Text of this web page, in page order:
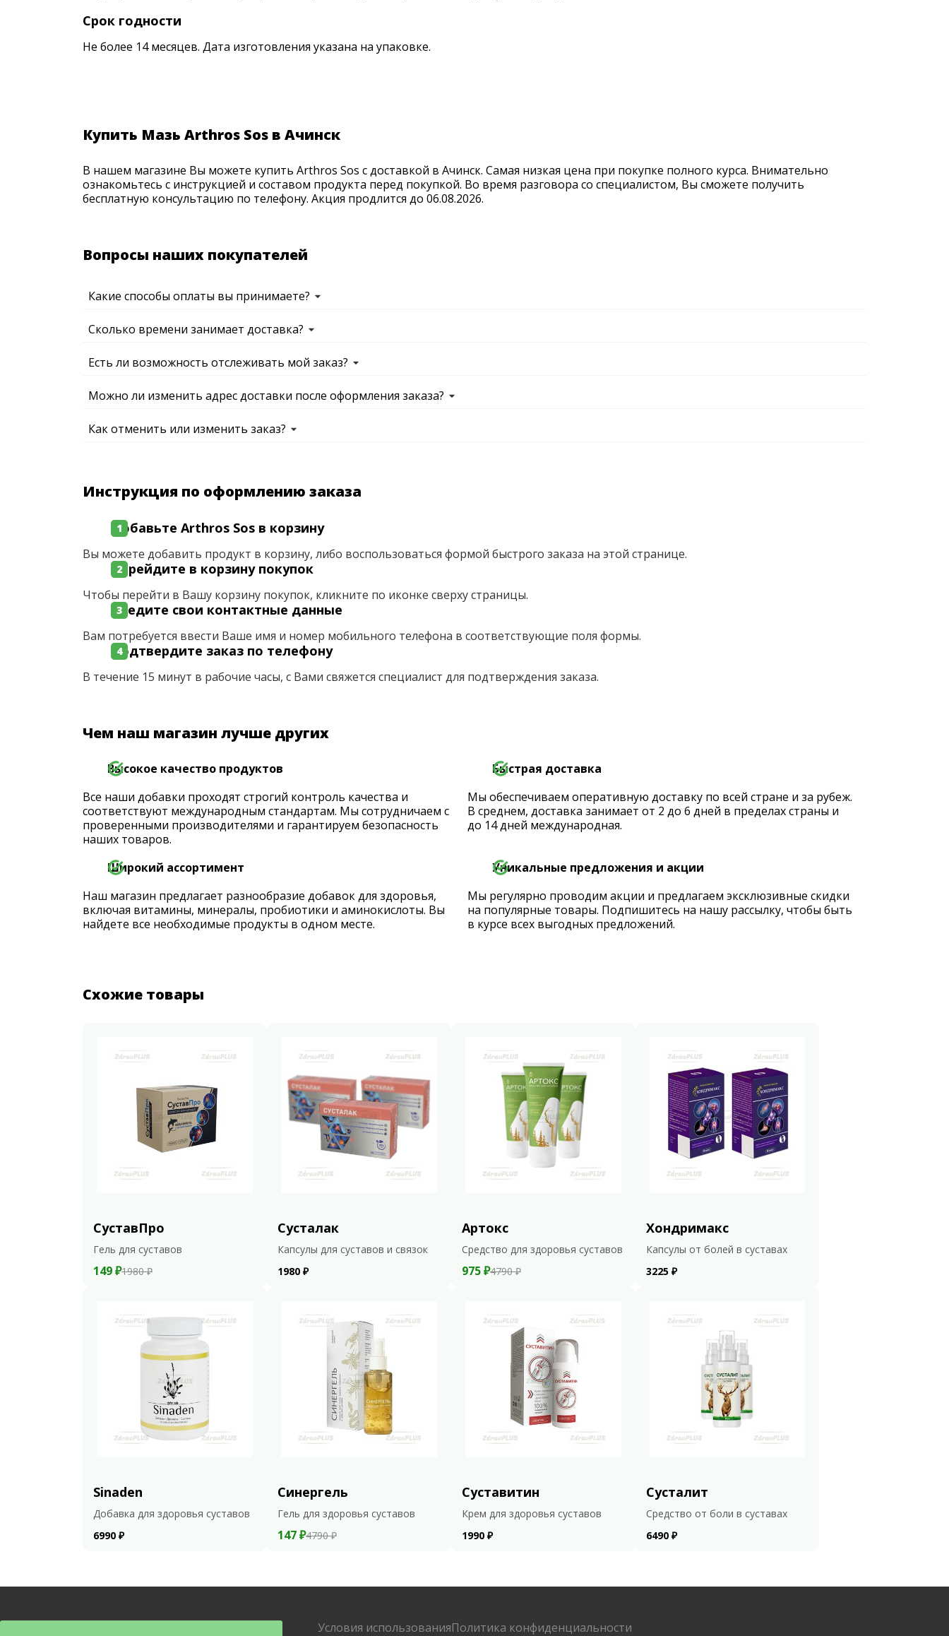
Срок годности
Не более 14 месяцев. Дата изготовления указана на упаковке.
Купить Мазь Arthros Sos в Ачинск
В нашем магазине Вы можете купить Arthros Sos с доставкой в Ачинск. Самая низкая цена при покупке полного курса. Внимательно
ознакомьтесь с инструкцией и составом продукта перед покупкой. Во время разговора со специалистом, Вы сможете получить
бесплатную консультацию по телефону. Акция продлится до 06.08.2026.
Вопросы наших покупателей
Какие способы оплаты вы принимаете?
Сколько времени занимает доставка?
Есть ли возможность отслеживать мой заказ?
Можно ли изменить адрес доставки после оформления заказа?
Как отменить или изменить заказ?
Инструкция по оформлению заказа
Добавьте Arthros Sos в корзину
Вы можете добавить продукт в корзину, либо воспользоваться формой быстрого заказа на этой странице.
Перейдите в корзину покупок
Чтобы перейти в Вашу корзину покупок, кликните по иконке сверху страницы.
Введите свои контактные данные
Вам потребуется ввести Ваше имя и номер мобильного телефона в соответствующие поля формы.
Подтвердите заказ по телефону
В течение 15 минут в рабочие часы, с Вами свяжется специалист для подтверждения заказа.
Чем наш магазин лучше других
Высокое качество продуктов
Все наши добавки проходят строгий контроль качества и
соответствуют международным стандартам. Мы сотрудничаем с
проверенными производителями и гарантируем безопасность
наших товаров.
Быстрая доставка
Мы обеспечиваем оперативную доставку по всей стране и за рубеж.
В среднем, доставка занимает от 2 до 6 дней в пределах страны и
до 14 дней международная.
Широкий ассортимент
Наш магазин предлагает разнообразие добавок для здоровья,
включая витамины, минералы, пробиотики и аминокислоты. Вы
найдете все необходимые продукты в одном месте.
Уникальные предложения и акции
Мы регулярно проводим акции и предлагаем эксклюзивные скидки
на популярные товары. Подпишитесь на нашу рассылку, чтобы быть
в курсе всех выгодных предложений.
Схожие товары
СуставПро
Гель для суставов
149 ₽1980 ₽
Сусталак
Капсулы для суставов и связок
1980 ₽
Артокс
Средство для здоровья суставов
975 ₽4790 ₽
Хондримакс
Капсулы от болей в суставах
3225 ₽
Sinaden
Добавка для здоровья суставов
6990 ₽
Синергель
Гель для здоровья суставов
147 ₽4790 ₽
Суставитин
Крем для здоровья суставов
1990 ₽
Сусталит
Средство от боли в суставах
6490 ₽
Условия использованияПолитика конфиденциальности